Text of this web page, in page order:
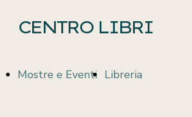
CENTRO LIBRI
Mostre e Eventi Libreria